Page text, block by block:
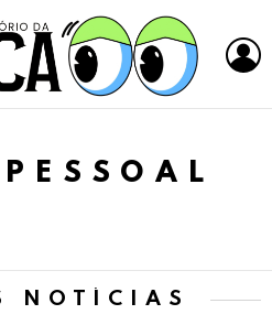
NOTÍCIAS